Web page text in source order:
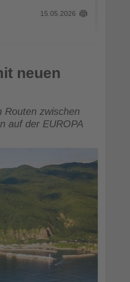
15.05.2026
neuen
Routen zwischen
auf der EUROPA